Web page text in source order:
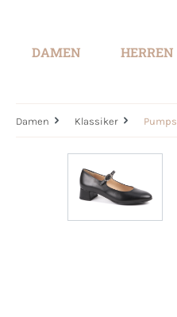
DAMEN HERREN
Damen Klassiker Pumps